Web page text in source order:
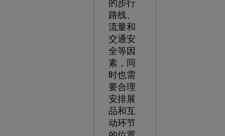
的步行
路线、
流量和
交通安
全等因
素，同
时也需
要合理
安排展
品和互
动环节